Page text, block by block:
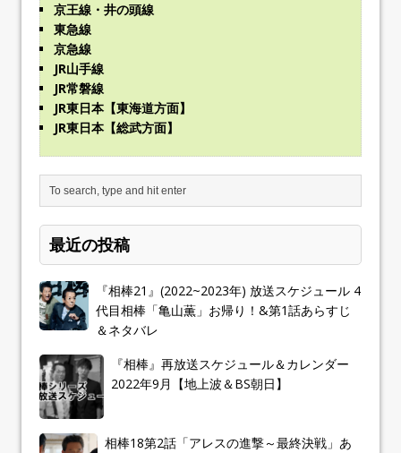
京王線・井の頭線
東急線
京急線
JR山手線
JR常磐線
JR東日本【東海道方面】
JR東日本【総武方面】
最近の投稿
『相棒21』(2022~2023年) 放送スケジュール 4
代目相棒「亀山薫」お帰り！&第1話あらすじ
＆ネタバレ
『相棒』再放送スケジュール＆カレンダー
2022年9月【地上波＆BS朝日】
相棒18第2話「アレスの進撃～最終決戦」あ